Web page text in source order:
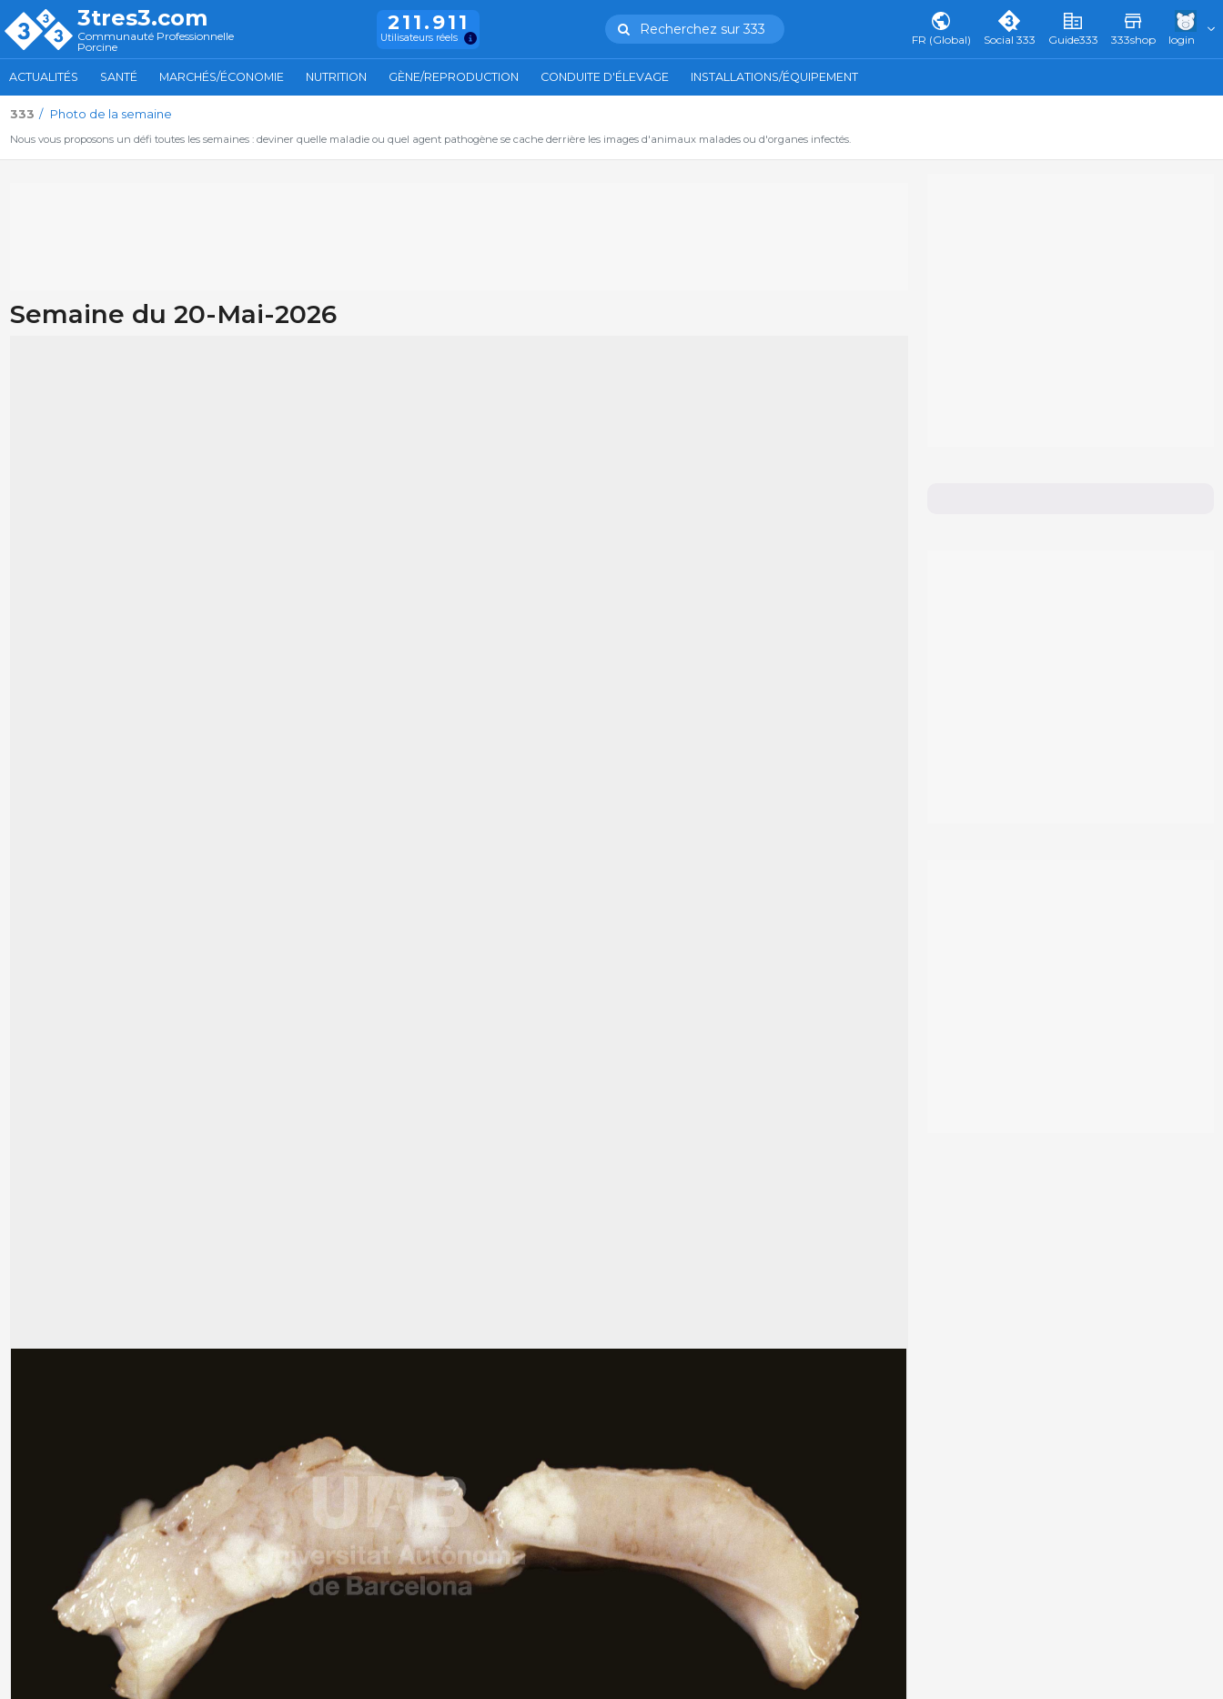
3tres3.com
Communauté Professionnelle
Porcine
211.911
Utilisateurs réels
Recherchez sur 333
FR (Global) Social 333 Guide333 333shop login
ACTUALITÉS SANTÉ MARCHÉS/ÉCONOMIE NUTRITION GÈNE/REPRODUCTION CONDUITE D'ÉLEVAGE INSTALLATIONS/ÉQUIPEMENT
333 Photo de la semaine
Nous vous proposons un défi toutes les semaines : deviner quelle maladie ou quel agent pathogène se cache derrière les images d'animaux malades ou d'organes infectés.
Semaine du 20-Mai-2026